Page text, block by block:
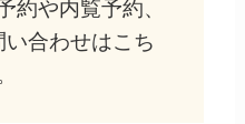
約や内覧予約、
合わせはこち